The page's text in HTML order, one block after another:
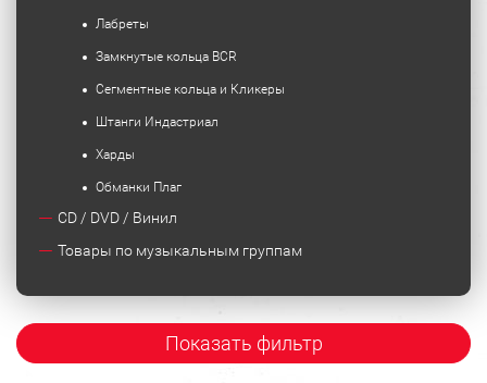
Лабреты
Замкнутые кольца BCR
Сегментные кольца и Кликеры
Штанги Индастриал
Харды
Обманки Плаг
CD / DVD / Винил
Товары по музыкальным группам
Показать фильтр